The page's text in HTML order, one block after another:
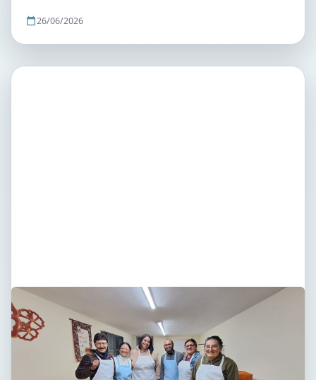
26/06/2026